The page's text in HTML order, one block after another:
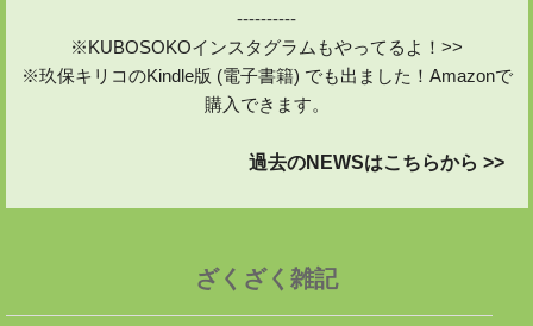
----------
※KUBOSOKOインスタグラムもやってるよ！>>
※玖保キリコのKindle版 (電子書籍) でも出ました！Amazonで
購入できます。
過去のNEWSはこちらから >>
ざくざく雑記